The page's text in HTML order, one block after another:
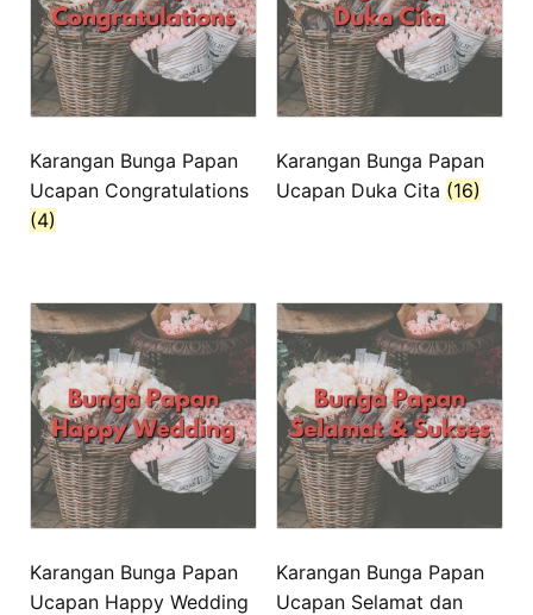
Karangan Bunga Papan
Ucapan Congratulations
(4)
Karangan Bunga Papan
Ucapan Duka Cita (16)
Karangan Bunga Papan
Ucapan Happy Wedding
Karangan Bunga Papan
Ucapan Selamat dan